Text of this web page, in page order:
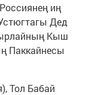
иң
Дед
Кыш
Паккайнесы
Тол Бабай